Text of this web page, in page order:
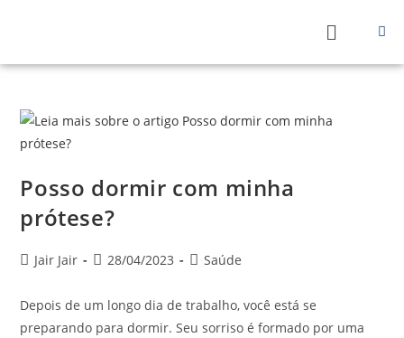
Posso dormir com minha
prótese?
Jair Jair 28/04/2023 Saúde
Depois de um longo dia de trabalho, você está se
preparando para dormir. Seu sorriso é formado por uma